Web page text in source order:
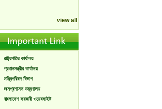
view all
রাষ্ট্রপতির কার্যালয়
প্রধানমন্ত্রীর কার্যালয়
মন্ত্রিপরিষদ বিভাগ
জনপ্রশাসন মন্ত্রণালয়
বাংলাদেশ সরকারী ওয়েবসাইট